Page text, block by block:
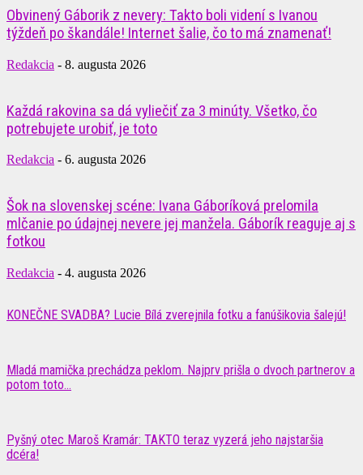
Obvinený Gáborik z nevery: Takto boli videní s Ivanou
týždeň po škandále! Internet šalie, čo to má znamenať!
Redakcia - 8. augusta 2026
Každá rakovina sa dá vyliečiť za 3 minúty. Všetko, čo
potrebujete urobiť, je toto
Redakcia - 6. augusta 2026
Šok na slovenskej scéne: Ivana Gáboríková prelomila
mlčanie po údajnej nevere jej manžela. Gáborík reaguje aj s
fotkou
Redakcia - 4. augusta 2026
KONEČNE SVADBA? Lucie Bílá zverejnila fotku a fanúšikovia šalejú!
Mladá mamička prechádza peklom. Najprv prišla o dvoch partnerov a
potom toto…
Pyšný otec Maroš Kramár: TAKTO teraz vyzerá jeho najstaršia
dcéra!